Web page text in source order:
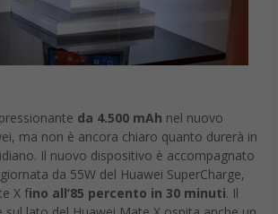
da 4.500 mAh nel nuovo
ma non è ancora chiaro quanto durerà in
Il nuovo dispositivo è accompagnato
da 55W del Huawei SuperCharge,
X fino all’85 percento in 30 minuti. Il